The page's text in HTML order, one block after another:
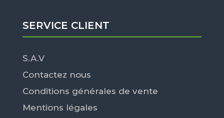
SERVICE CLIENT
S.A.V
Contactez nous
Conditions générales de vente
Mentions légales